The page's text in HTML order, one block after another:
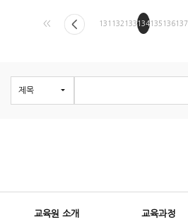
<< 131 132 133134135 136137
교육원 소개 교육과정